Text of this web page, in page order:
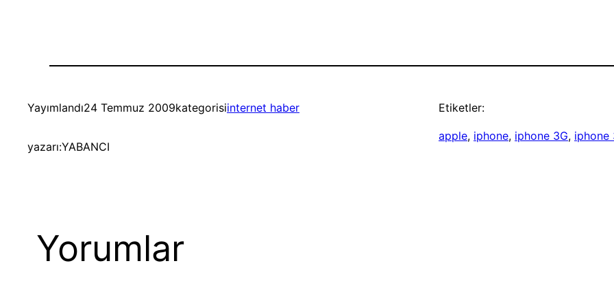
Yayımlandı24 Temmuz 2009kategorisiinternet haber
yazarı:YABANCI
Etiketler:
apple, iphone, iphone 3G, iphone
Yorumlar